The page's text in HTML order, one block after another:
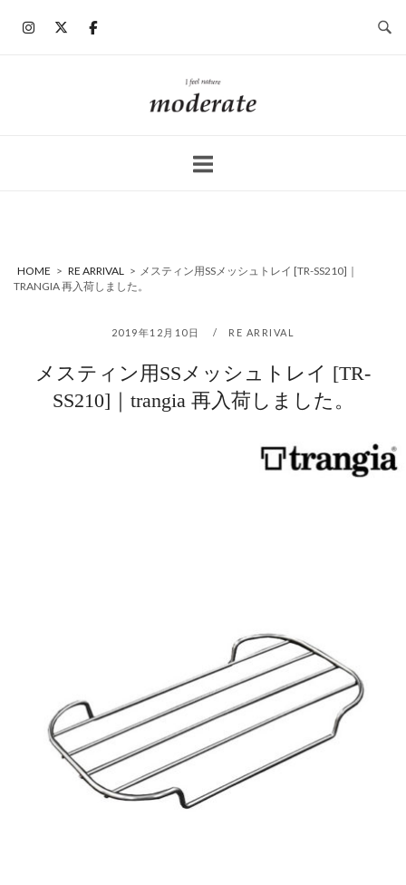
ホ
ー
HOME > RE ARRIVAL > メスティン用SSメッシュトレイ [TR-SS210]｜
TRANGIA 再入荷しました。
2019年12月10日 RE ARRIVAL
メスティン用SSメッシュトレイ [TR-
SS210]｜trangia 再入荷しました。